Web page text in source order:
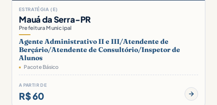
ESTRATÉGIA (E)
Mauá da Serra-PR
Prefeitura Municipal
Agente Administrativo II e III/Atendente de
Berçário/Atendente de Consultório/Inspetor de
Alunos
Pacote Básico
A PARTIR DE
R$ 60